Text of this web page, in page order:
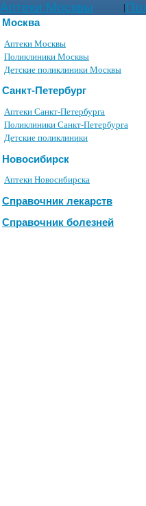
Аптеки Москвы |
Москва
Аптеки Москвы
Поликлиники Москвы
Детские поликлиники Москвы
Санкт-Петербург
Аптеки Санкт-Петербурга
Поликлиники Санкт-Петербурга
Детские поликлиники
Новосибирск
Аптеки Новосибирска
Справочник лекарств
Справочник болезней